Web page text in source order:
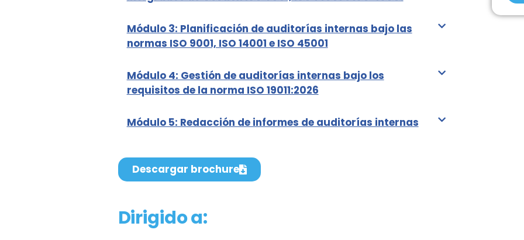
Módulo 3: Planificación de auditorías internas bajo las
normas ISO 9001, ISO 14001 e ISO 45001
Módulo 4: Gestión de auditorías internas bajo los
requisitos de la norma ISO 19011:2026
Módulo 5: Redacción de informes de auditorías internas
Descargar brochure
Dirigido a:
e
e
o